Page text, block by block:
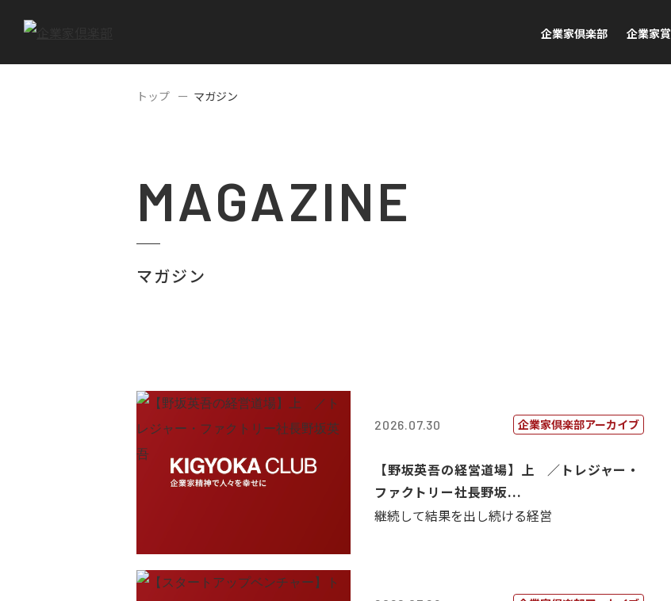
企業家倶楽部 企業家賞
トップ マガジン
MAGAZINE
マガジン
2026.07.30 企業家倶楽部アーカイブ
【野坂英吾の経営道場】上 ／トレジャー・
ファクトリー社長野坂...
継続して結果を出し続ける経営